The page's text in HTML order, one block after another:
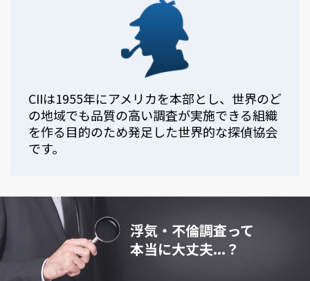
CIIは1955年にアメリカを本部とし、世界のど
の地域でも品質の高い調査が実施できる組織
を作る目的のため発足した世界的な探偵協会
です。
浮気・不倫調査って
本当に大丈夫...？